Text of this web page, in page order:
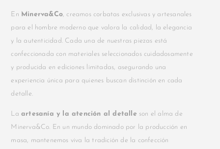
En Minerva&Co, creamos corbatas exclusivas y artesanales
para el hombre moderno que valora la calidad, la elegancia
y la autenticidad. Cada una de nuestras piezas está
confeccionada con materiales seleccionados cuidadosamente
y producida en ediciones limitadas, asegurando una
experiencia única para quienes buscan distinción en cada
detalle.
La artesanía y la atención al detalle son el alma de
Minerva&Co. En un mundo dominado por la producción en
masa, mantenemos viva la tradición de la confección